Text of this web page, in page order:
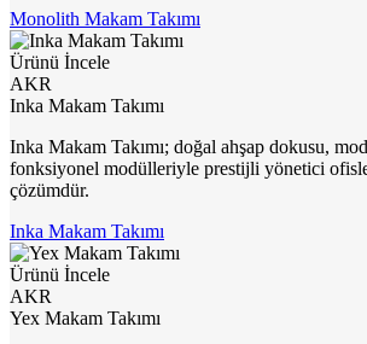
Monolith Makam Takımı
Ürünü İncele
AKR
Inka Makam Takımı
Inka Makam Takımı; doğal ahşap dokusu,
fonksiyonel modülleriyle prestijli yönetici
çözümdür.
Inka Makam Takımı
Ürünü İncele
AKR
Yex Makam Takımı